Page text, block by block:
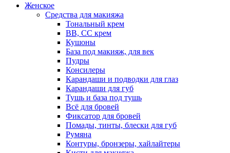
Женское
Средства для макияжа
Тональный крем
BB, CC крем
Кушоны
База под макияж, для век
Пудры
Консилеры
Карандаши и подводки для глаз
Карандаши для губ
Тушь и база под тушь
Всё для бровей
Фиксатор для бровей
Помады, тинты, блески для губ
Румяна
Контуры, бронзеры, хайлайтеры